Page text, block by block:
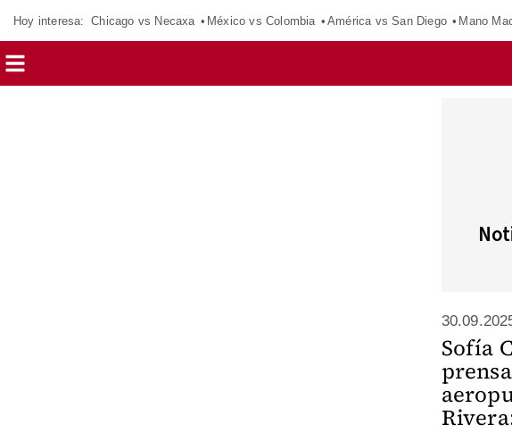
Hoy interesa: Chicago vs Necaxa México vs Colombia América vs San Diego Mano
Sofía